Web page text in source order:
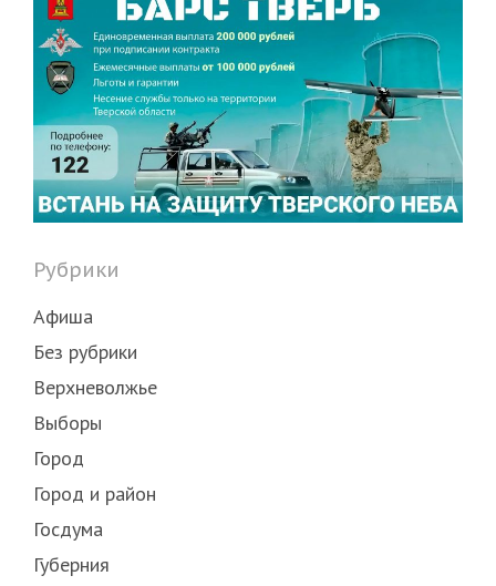
Рубрики
Афиша
Без рубрики
Верхневолжье
Выборы
Город
Город и район
Госдума
Губерния